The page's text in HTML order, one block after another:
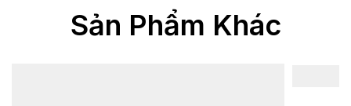
Sản Phẩm Khác